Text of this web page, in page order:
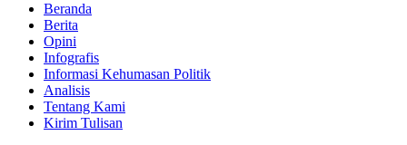
Beranda
Berita
Opini
Infografis
Informasi Kehumasan Politik
Analisis
Tentang Kami
Kirim Tulisan